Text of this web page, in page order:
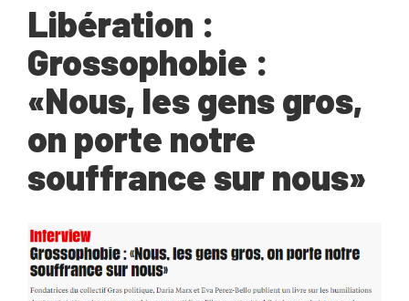
Libération :
Grossophobie :
«Nous, les gens gros,
on porte notre
souffrance sur nous»